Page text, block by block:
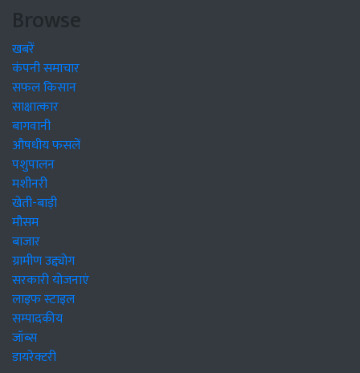
Browse
खबरें
कंपनी समाचार
सफल किसान
साक्षात्कार
बागवानी
औषधीय फसलें
पशुपालन
मशीनरी
खेती-बाड़ी
मौसम
बाजार
ग्रामीण उद्द्योग
सरकारी योजनाएं
लाइफ स्टाइल
सम्पादकीय
जॉब्स
डायरेक्टरी